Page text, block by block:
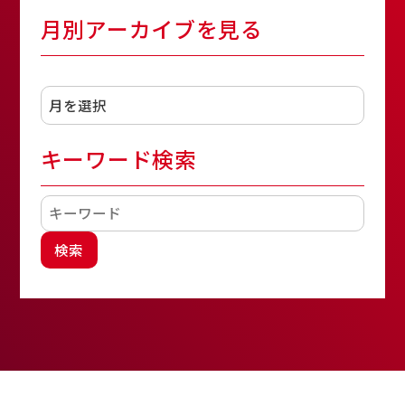
月別アーカイブを見る
キーワード検索
検索